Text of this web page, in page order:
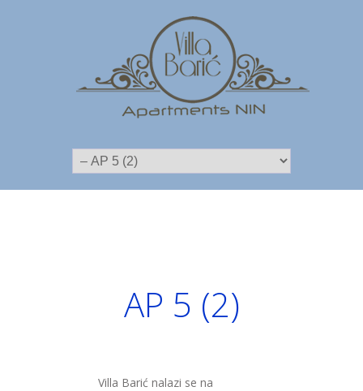
AP 5 (2)
Villa Barić nalazi se na